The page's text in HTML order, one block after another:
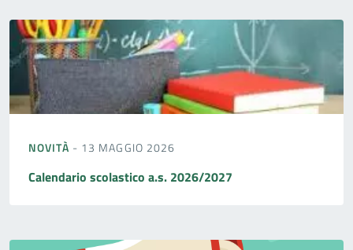
NOVITÀ - 13 MAGGIO 2026
Calendario scolastico a.s. 2026/2027